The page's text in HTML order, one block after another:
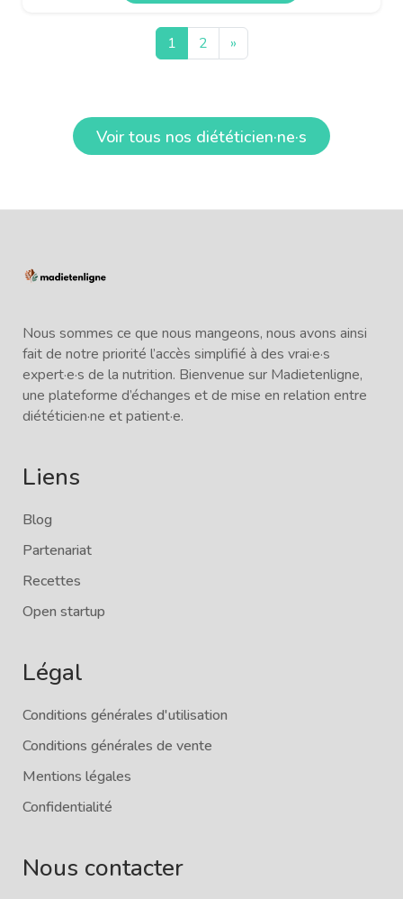
1 2 »
Voir tous nos diététicien·ne·s
Nous sommes ce que nous mangeons, nous avons ainsi
fait de notre priorité l’accès simplifié à des vrai·e·s
expert·e·s de la nutrition. Bienvenue sur Madietenligne,
une plateforme d’échanges et de mise en relation entre
diététicien·ne et patient·e.
Liens
Blog
Partenariat
Recettes
Open startup
Légal
Conditions générales d'utilisation
Conditions générales de vente
Mentions légales
Confidentialité
Nous contacter